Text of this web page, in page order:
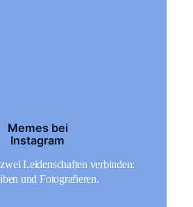
Memes bei
Instagram
Leidenschaften verbinden:
und Fotografieren.